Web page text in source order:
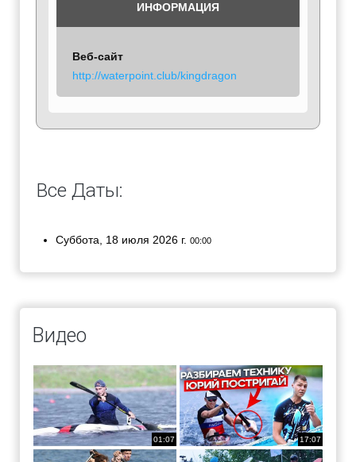
ИНФОРМАЦИЯ
Веб-сайт
http://waterpoint.club/kingdragon
Все Даты:
Суббота, 18 июля 2026 г. 00:00
Видео
01:07 17:07